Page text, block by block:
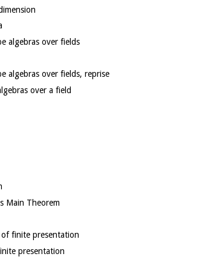
par fibres; Noetherian case
algebras over fields
algebras over fields, reprise
over a field
for factoriality reference
Main Theorem
finite presentation
presentation